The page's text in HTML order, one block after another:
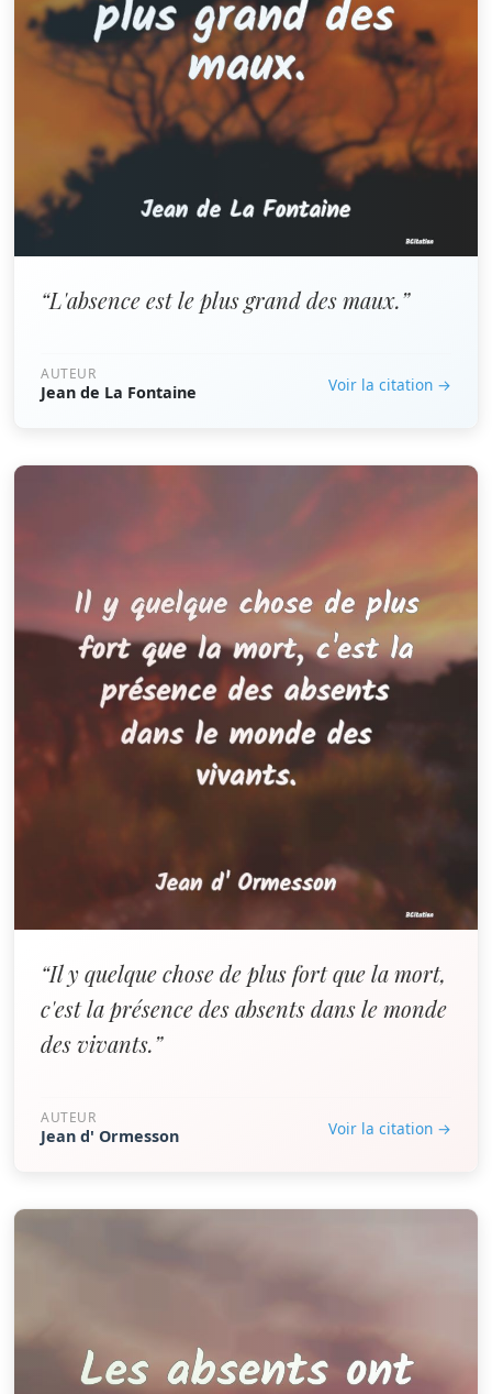
“L'absence est le plus grand des maux.”
AUTEUR
Jean de La Fontaine Voir la citation →
“Il y quelque chose de plus fort que la mort,
c'est la présence des absents dans le monde
des vivants.”
AUTEUR
Jean d' Ormesson Voir la citation →